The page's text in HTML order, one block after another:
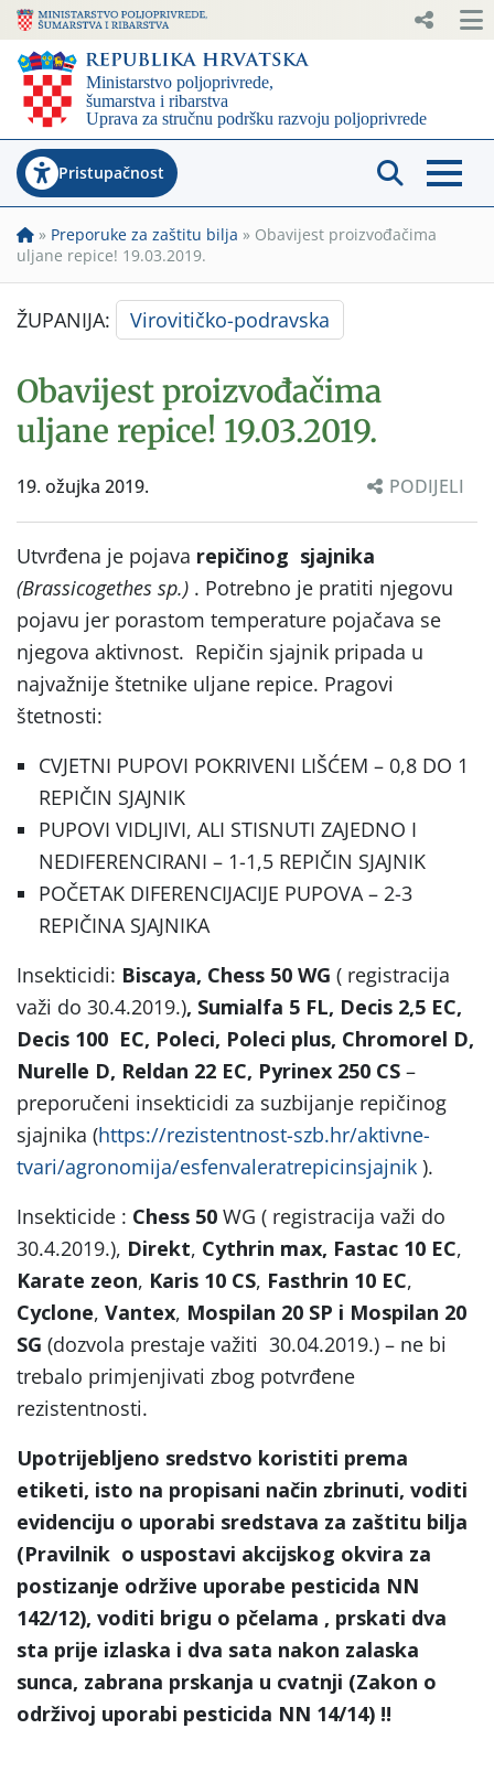
Pristupačnost
» Preporuke za zaštitu bilja » Obavijest proizvođačima
uljane repice! 19.03.2019.
ŽUPANIJA: Virovitičko-podravska
Obavijest proizvođačima
uljane repice! 19.03.2019.
19. ožujka 2019. PODIJELI
Utvrđena je pojava repičinog sjajnika
(Brassicogethes sp.) . Potrebno je pratiti njegovu
pojavu jer porastom temperature pojačava se
njegova aktivnost. Repičin sjajnik pripada u
najvažnije štetnike uljane repice. Pragovi
štetnosti:
CVJETNI PUPOVI POKRIVENI LIŠĆEM – 0,8 DO 1
REPIČIN SJAJNIK
PUPOVI VIDLJIVI, ALI STISNUTI ZAJEDNO I
NEDIFERENCIRANI – 1-1,5 REPIČIN SJAJNIK
POČETAK DIFERENCIJACIJE PUPOVA – 2-3
REPIČINA SJAJNIKA
Insekticidi: Biscaya, Chess 50 WG ( registracija
važi do 30.4.2019.), Sumialfa 5 FL, Decis 2,5 EC,
Decis 100 EC, Poleci, Poleci plus, Chromorel D,
Nurelle D, Reldan 22 EC, Pyrinex 250 CS –
preporučeni insekticidi za suzbijanje repičinog
sjajnika (https://rezistentnost-szb.hr/aktivne-
tvari/agronomija/esfenvaleratrepicinsjajnik ).
Insekticide : Chess 50 WG ( registracija važi do
30.4.2019.), Direkt, Cythrin max, Fastac 10 EC,
Karate zeon, Karis 10 CS, Fasthrin 10 EC,
Cyclone, Vantex, Mospilan 20 SP i Mospilan 20
SG (dozvola prestaje važiti 30.04.2019.) – ne bi
trebalo primjenjivati zbog potvrđene
rezistentnosti.
Upotrijebljeno sredstvo koristiti prema
etiketi, isto na propisani način zbrinuti, voditi
evidenciju o uporabi sredstava za zaštitu bilja
(Pravilnik o uspostavi akcijskog okvira za
postizanje održive uporabe pesticida NN
142/12), voditi brigu o pčelama , prskati dva
sta prije izlaska i dva sata nakon zalaska
sunca, zabrana prskanja u cvatnji (Zakon o
održivoj uporabi pesticida NN 14/14) !!